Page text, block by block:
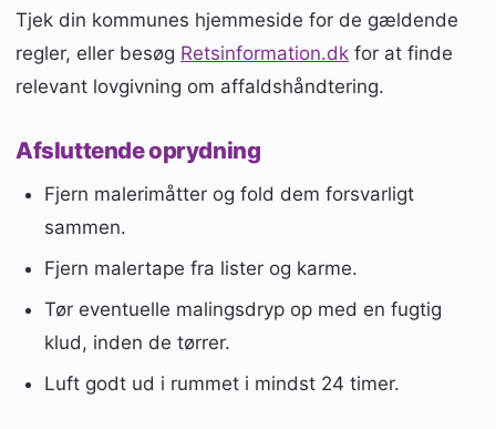
Tjek din kommunes hjemmeside for de gældende
regler, eller besøg Retsinformation.dk for at finde
relevant lovgivning om affaldshåndtering.
Afsluttende oprydning
Fjern malerimåtter og fold dem forsvarligt
sammen.
Fjern malertape fra lister og karme.
Tør eventuelle malingsdryp op med en fugtig
klud, inden de tørrer.
Luft godt ud i rummet i mindst 24 timer.